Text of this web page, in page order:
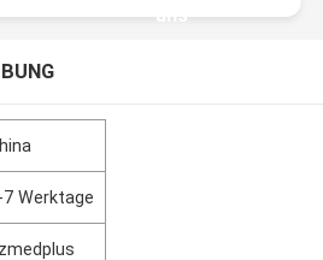
uns
7 Werktage